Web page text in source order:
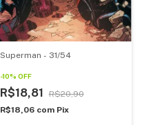
Superman - 31/54
-10% OFF
R$18,81
R$20,90
R$18,06 com Pix